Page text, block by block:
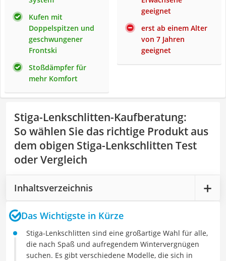
Kufen mit
Doppelspitzen und
geschwungener
Frontski
Stoßdämpfer für
mehr Komfort
geeignet
erst ab einem Alter
von 7 Jahren
geeignet
Stiga-Lenkschlitten-Kaufberatung:
So wählen Sie das richtige Produkt aus
dem obigen Stiga-Lenkschlitten Test
oder Vergleich
Inhaltsverzeichnis
Das Wichtigste in Kürze
Stiga-Lenkschlitten sind eine großartige Wahl für alle,
die nach Spaß und aufregendem Wintervergnügen
suchen. Es gibt verschiedene Modelle, die sich in